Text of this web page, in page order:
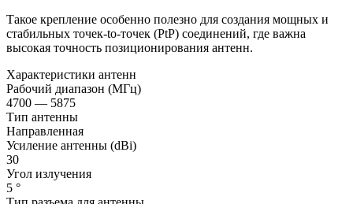
Такое крепление особенно полезно для создания мощных и
стабильных точек-to-точек (PtP) соединений, где важна
высокая точность позиционирования антенн.
Характеристики антенн
Рабочий диапазон (МГц)
4700 — 5875
Тип антенны
Направленная
Усиление антенны (dBi)
30
Угол излучения
5 °